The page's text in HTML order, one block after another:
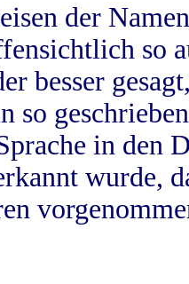
der
so
besser
so
in
wurde,